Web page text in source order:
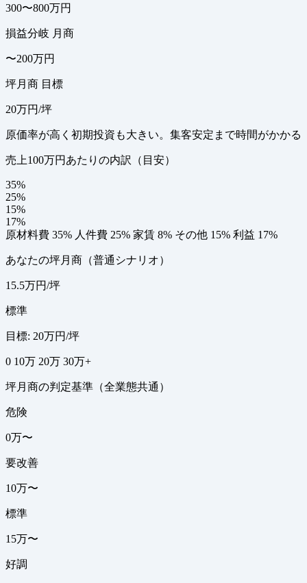
300〜800万円
損益分岐 月商
〜200万円
坪月商 目標
20万円/坪
原価率が高く初期投資も大きい。集客安定まで時間がかかる
売上100万円あたりの内訳（目安）
35%
25%
15%
17%
原材料費 35% 人件費 25% 家賃 8% その他 15% 利益 17%
あなたの坪月商（普通シナリオ）
15.5万円/坪
標準
目標: 20万円/坪
0 10万 20万 30万+
坪月商の判定基準（全業態共通）
危険
0万〜
要改善
10万〜
標準
15万〜
好調